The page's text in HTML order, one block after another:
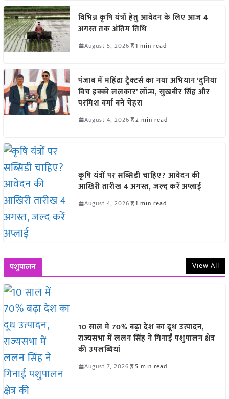
विभिन्न कृषि यंत्रों हेतु आवेदन के लिए आज 4
अगस्त तक अंतिम तिथि
August 5, 2026 1 min read
पंजाब में महिंद्रा ट्रैक्टर्स का नया अभियान ‘दुनिया
विच इक्को ललकार’ लॉन्च, सुखबीर सिंह और
परमिश वर्मा बने चेहरा
August 4, 2026 2 min read
कृषि यंत्रों पर सब्सिडी चाहिए? आवेदन की
आखिरी तारीख 4 अगस्त, जल्द करें अप्लाई
August 4, 2026 1 min read
पशुपालन View All
10 साल में 70% बढ़ा देश का दूध उत्पादन,
राज्यसभा में ललन सिंह ने गिनाईं पशुपालन क्षेत्र
की उपलब्धियां
August 7, 2026 5 min read